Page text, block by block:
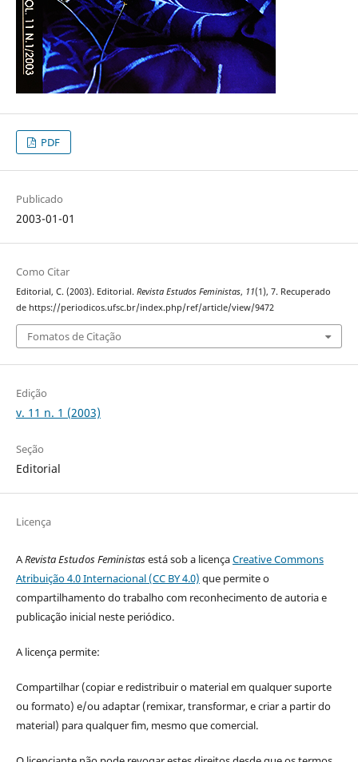
PDF
Publicado
2003-01-01
Como Citar
Editorial, C. (2003). Editorial. Revista Estudos Feministas, 11(1), 7. Recuperado
de https://periodicos.ufsc.br/index.php/ref/article/view/9472
Fomatos de Citação
Edição
v. 11 n. 1 (2003)
Seção
Editorial
Licença
ARevista Estudos Feministasestá sob a licençaCreative Commons
Atribuição 4.0 Internacional (CC BY 4.0) que permite o
compartilhamento do trabalho com reconhecimento de autoria e
publicação inicial neste periódico.
A licença permite:
Compartilhar (copiar e redistribuir o material em qualquer suporte
ou formato) e/ou adaptar (remixar, transformar, e criar a partir do
material) para qualquer fim, mesmo que comercial.